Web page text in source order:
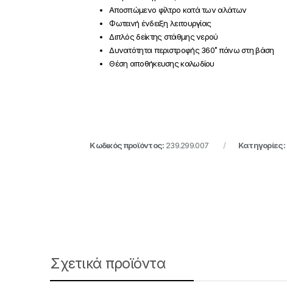
Αποσπώμενο φίλτρο κατά των αλάτων
Φωτεινή ένδειξη λειτουργίας
Διπλός δείκτης στάθμης νερού
Δυνατότητα περιστροφής 360˚ πάνω στη βάση
Θέση αποθήκευσης καλωδίου
Κωδικός προϊόντος: 239.299.007 Κατηγορίες:
Σχετικά προϊόντα